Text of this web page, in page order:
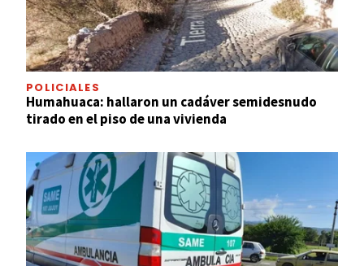
POLICIALES
Humahuaca: hallaron un cadáver semidesnudo
tirado en el piso de una vivienda